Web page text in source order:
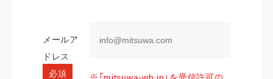
振袖
メールア
ドレス
必須
※「mitsuwa-wb.jp」を受信許可の